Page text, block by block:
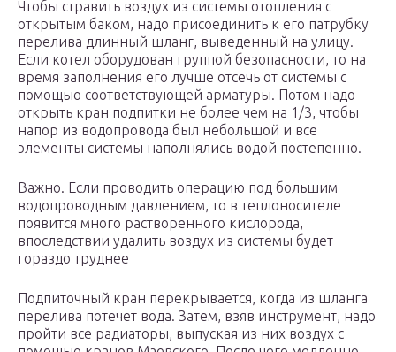
Чтобы стравить воздух из системы отопления с
открытым баком, надо присоединить к его патрубку
перелива длинный шланг, выведенный на улицу.
Если котел оборудован группой безопасности, то на
время заполнения его лучше отсечь от системы с
помощью соответствующей арматуры. Потом надо
открыть кран подпитки не более чем на 1/3, чтобы
напор из водопровода был небольшой и все
элементы системы наполнялись водой постепенно.
Важно. Если проводить операцию под большим
водопроводным давлением, то в теплоносителе
появится много растворенного кислорода,
впоследствии удалить воздух из системы будет
гораздо труднее
Подпиточный кран перекрывается, когда из шланга
перелива потечет вода. Затем, взяв инструмент, надо
пройти все радиаторы, выпуская из них воздух с